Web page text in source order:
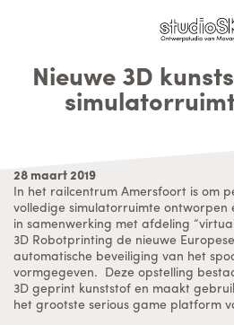
Nieuwe 3D
28 maart 2019
In het railcentrum Amersfoort is om
volledige simulatorruimte ontworpen
in samenwerking met afdeling
3D Robotprinting de nieuwe
automatische beveiliging van het
vormgegeven. Deze opstelling
3D geprint kunststof en maakt
het grootste serious game platform